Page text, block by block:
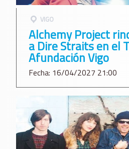
VIGO
Alchemy Project
a Dire Straits en el
Afundación Vigo
Fecha: 16/04/2027 21:00